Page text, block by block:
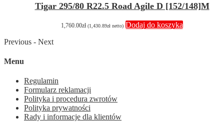
Tigar 295/80 R22.5 Road Agile D [152/148]M
1,760.00zł (1,430.89zł netto) Dodaj do koszyka
Previous - Next
Menu
Regulamin
Formularz reklamacji
Polityka i procedura zwrotów
Polityka prywatności
Rady i informacje dla klientów